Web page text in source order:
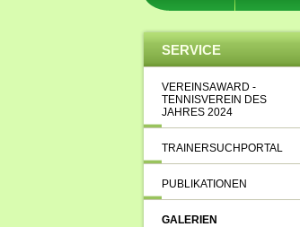
SERVICE
VEREINSAWARD -
TENNISVEREIN DES
JAHRES 2024
TRAINERSUCHPORTAL
PUBLIKATIONEN
GALERIEN